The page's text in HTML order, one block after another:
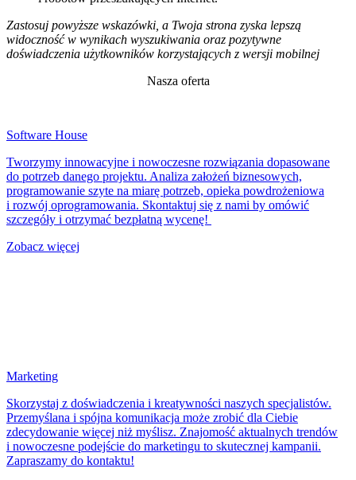
Zastosuj powyższe wskazówki, a Twoja strona zyska lepszą
widoczność w wynikach wyszukiwania oraz pozytywne
doświadczenia użytkowników korzystających z wersji mobilnej
Nasza oferta
Software House
Tworzymy innowacyjne i nowoczesne rozwiązania dopasowane
do potrzeb danego projektu. Analiza założeń biznesowych,
programowanie szyte na miarę potrzeb, opieka powdrożeniowa
i rozwój oprogramowania. Skontaktuj się z nami by omówić
szczegóły i otrzymać bezpłatną wycenę!
Zobacz więcej
Marketing
Skorzystaj z doświadczenia i kreatywności naszych specjalistów.
Przemyślana i spójna komunikacja może zrobić dla Ciebie
zdecydowanie więcej niż myślisz. Znajomość aktualnych trendów
i nowoczesne podejście do marketingu to skutecznej kampanii.
Zapraszamy do kontaktu!